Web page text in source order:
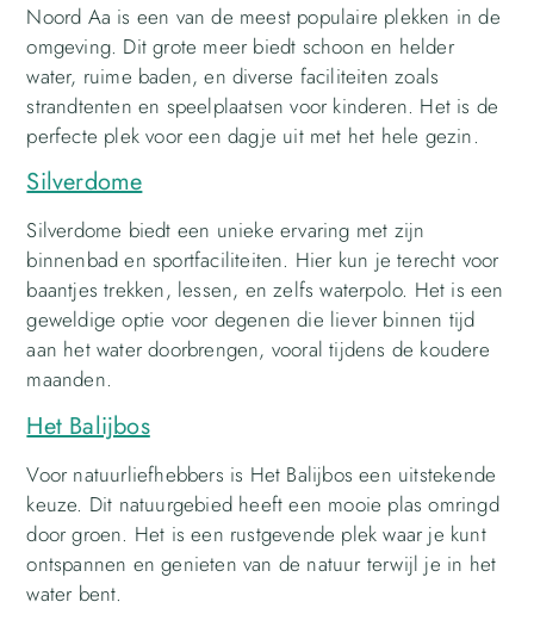
Noord Aa is een van de meest populaire plekken in de
omgeving. Dit grote meer biedt schoon en helder
water, ruime baden, en diverse faciliteiten zoals
strandtenten en speelplaatsen voor kinderen. Het is de
perfecte plek voor een dagje uit met het hele gezin.
Silverdome
Silverdome biedt een unieke ervaring met zijn
binnenbad en sportfaciliteiten. Hier kun je terecht voor
baantjes trekken, lessen, en zelfs waterpolo. Het is een
geweldige optie voor degenen die liever binnen tijd
aan het water doorbrengen, vooral tijdens de koudere
maanden.
Het Balijbos
Voor natuurliefhebbers is Het Balijbos een uitstekende
keuze. Dit natuurgebied heeft een mooie plas omringd
door groen. Het is een rustgevende plek waar je kunt
ontspannen en genieten van de natuur terwijl je in het
water bent.